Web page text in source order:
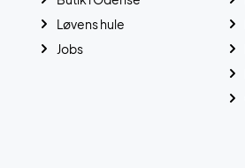
Løvens hule
Jobs